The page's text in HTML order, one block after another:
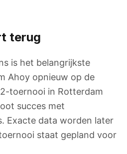
terug
is het belangrijkste
Ahoy opnieuw op de
toernooi in Rotterdam
succes met
Exacte data worden later
staat gepland voor